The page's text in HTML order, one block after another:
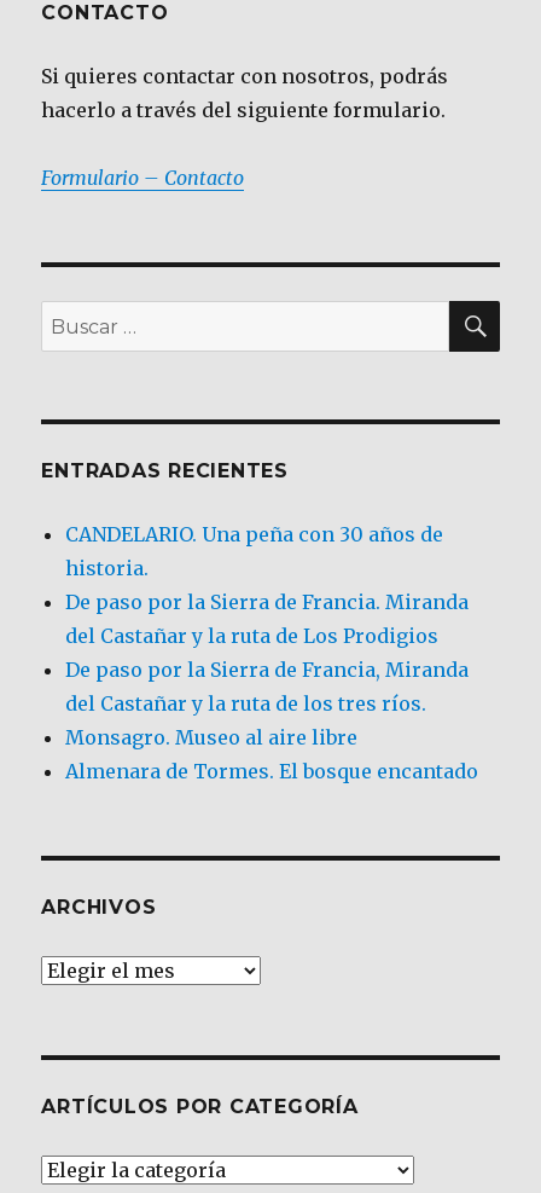
CONTACTO
Si quieres contactar con nosotros, podrás
hacerlo a través del siguiente formulario.
Formulario – Contacto
Buscar
por:
ENTRADAS RECIENTES
CANDELARIO. Una peña con 30 años de
historia.
De paso por la Sierra de Francia. Miranda
del Castañar y la ruta de Los Prodigios
De paso por la Sierra de Francia, Miranda
del Castañar y la ruta de los tres ríos.
Monsagro. Museo al aire libre
Almenara de Tormes. El bosque encantado
ARCHIVOS
Archivos
ARTÍCULOS POR CATEGORÍA
Artículos